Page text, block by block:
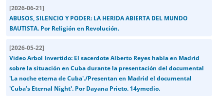
[2026-06-21]
ABUSOS, SILENCIO Y PODER: LA HERIDA ABIERTA DEL MUNDO
BAUTISTA. Por Religión en Revolución.
[2026-05-22]
Video Arbol Invertido: El sacerdote Alberto Reyes habla en Madrid
sobre la situación en Cuba durante la presentación del documental
'La noche eterna de Cuba'./Presentan en Madrid el documental
'Cuba’s Eternal Night'. Por Dayana Prieto. 14ymedio.